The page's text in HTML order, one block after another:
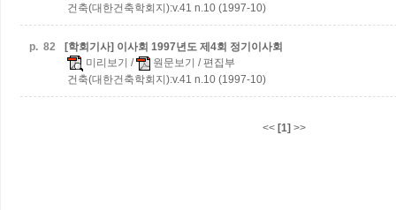
건축(대한건축학회지):v.41 n.10 (1997-10)
p. 82
[학회기사] 이사회 1997년도 제4회 정기이사회
미리보기 / 원문보기 / 편집부
건축(대한건축학회지):v.41 n.10 (1997-10)
<< [1] >>